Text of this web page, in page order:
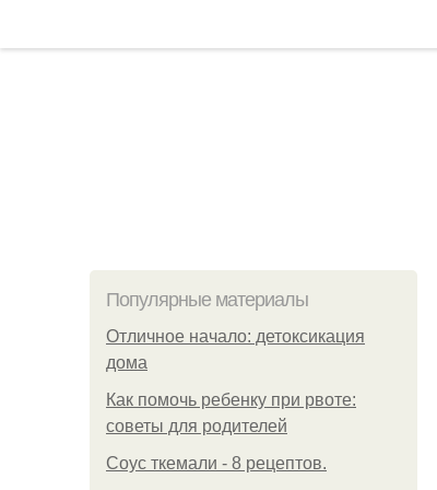
Популярные материалы
Отличное начало: детоксикация
дома
Как помочь ребенку при рвоте:
советы для родителей
Соус ткемали - 8 рецептов.